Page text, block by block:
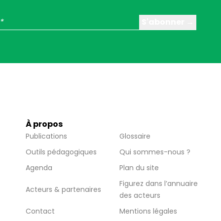
À propos
Publications
Glossaire
Outils pédagogiques
Qui sommes-nous ?
Agenda
Plan du site
Acteurs & partenaires
Figurez dans l’annuaire
des acteurs
Contact
Mentions légales